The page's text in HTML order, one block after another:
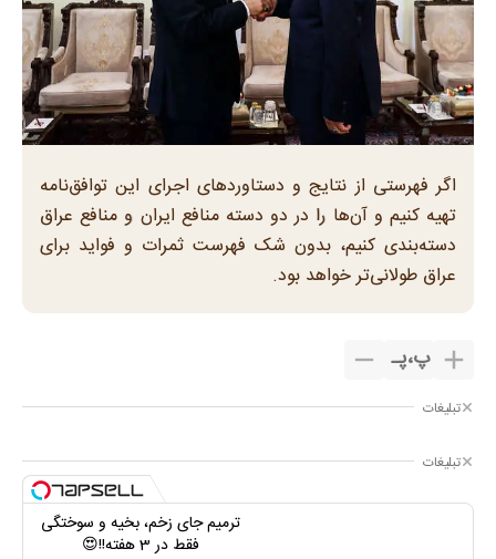
اگر فهرستی از نتایج و دستاوردهای اجرای این توافق‌نامه
تهیه کنیم و آن‌ها را در دو دسته منافع ایران و منافع عراق
دسته‌بندی کنیم، بدون شک فهرست ثمرات و فواید برای
عراق طولانی‌تر خواهد بود.
پ،پـ
تبلیغات
تبلیغات
ترمیم جای زخم، بخیه و سوختگی
فقط در 3 هفته!!😍